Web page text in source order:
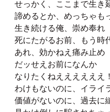
せっかく、ここまで生き
諦めるとか、めっちゃも
生き続ける俺、崇め奉れ
死にたがるお前、もう時
あれ、効かねえ痛み止め
だッせえお前になんか
なりたくねええええええ！
わけもないのに、イライ
価値がないのに、過去に